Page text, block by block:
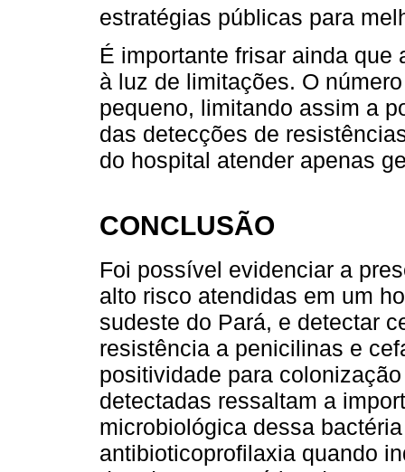
estratégias públicas para
É importante frisar ainda
à luz de limitações. O
pequeno, limitando assim a
das detecções de
do hospital atender apenas
CONCLUSÃO
Foi possível evidenciar a
alto risco atendidas em um
sudeste do Pará, e detectar
resistência a penicilinas e
positividade para
detectadas ressaltam a
microbiológica dessa
antibioticoprofilaxia quando